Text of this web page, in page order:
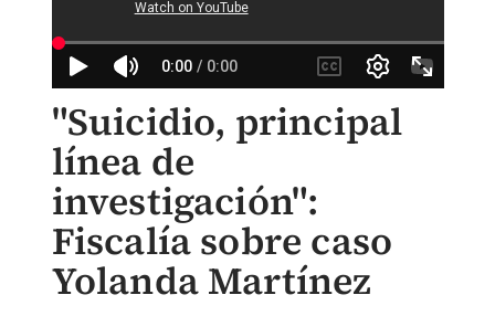
"Suicidio, principal
línea de
investigación":
Fiscalía sobre caso
Yolanda Martínez